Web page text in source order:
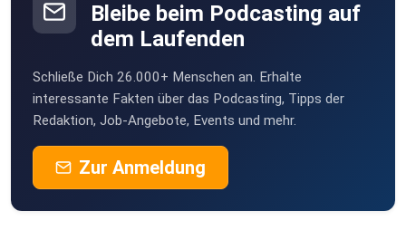
Bleibe beim Podcasting auf
dem Laufenden
Schließe Dich 26.000+ Menschen an. Erhalte
interessante Fakten über das Podcasting, Tipps der
Redaktion, Job-Angebote, Events und mehr.
Zur Anmeldung